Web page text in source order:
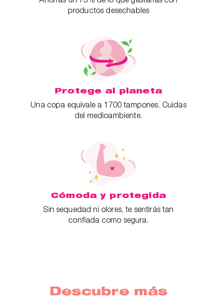
productos desechables
Protege al planeta
Una copa equivale a 1700 tampones. Cuidas
del medioambiente.
Cómoda y protegida
Sin sequedad ni olores, te sentirás tan
confiada como segura.
Descubre más